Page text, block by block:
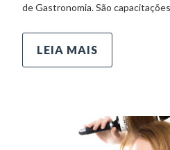
de Gastronomia. São
LEIA MAIS